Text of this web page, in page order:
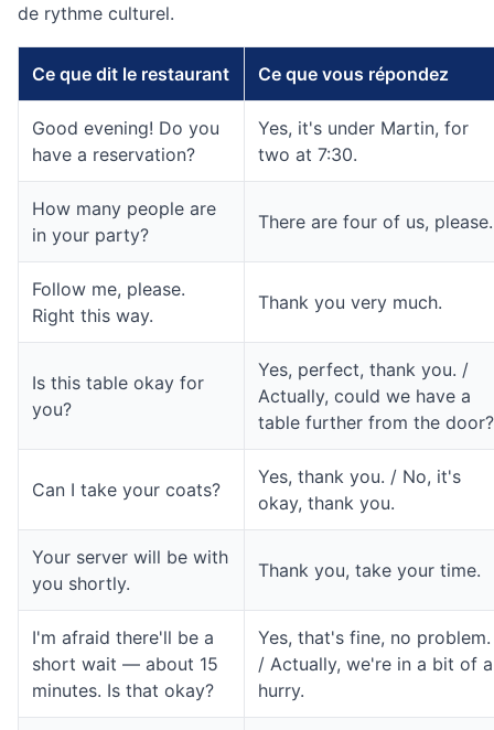
de rythme culturel.
Ce que dit le restaurant Ce que vous répondez
Good evening! Do you
have a reservation?
Yes, it's under Martin, for
two at 7:30.
How many people are
in your party?
There are four of us, please.
Follow me, please.
Right this way.
Thank you very much.
Is this table okay for
you?
Yes, perfect, thank you. /
Actually, could we have a
table further from the door?
Can I take your coats?
Yes, thank you. / No, it's
okay, thank you.
Your server will be with
you shortly.
Thank you, take your time.
I'm afraid there'll be a
short wait — about 15
minutes. Is that okay?
Yes, that's fine, no problem.
/ Actually, we're in a bit of a
hurry.